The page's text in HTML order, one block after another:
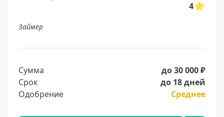
4
Займер
Сумма
до 30 000 ₽
Срок
до 18 дней
Одобрение
Среднее